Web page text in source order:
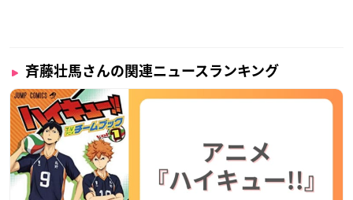
斉藤壮馬さんの関連ニュースランキング